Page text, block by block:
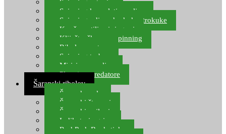
Spinning setovi
Spinning kompleti varalica
Spinning udice, dvokuke, trokuke
Kopče, vrtilice i ringovi
Kliješta, škare za spinning
Ribolov pastrve
Spinning torbe
Mirisi za varalice
Plovci za predatore
Šaranski ribolov
Šaranske role
Šaranski štapovi
Šaranski najloni
Indikatori ugriza
Rod Pod, Banksticks